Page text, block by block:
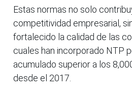
Estas normas no solo
competitividad empresarial,
fortalecido la calidad de las
cuales han incorporado NTP
acumulado superior a los
desde el 2017.